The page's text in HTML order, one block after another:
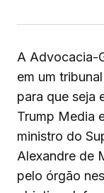
A Advocacia-
em um
para que seja
Trump Media
ministro do
Alexandre de
pelo órgão